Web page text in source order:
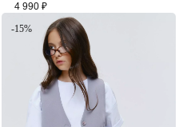
4 990 ₽
-15%